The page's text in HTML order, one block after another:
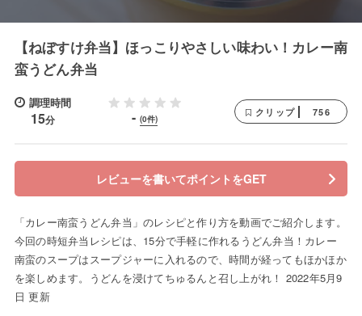
【ねぼすけ弁当】ほっこりやさしい味わい！カレー南
蛮うどん弁当
調理時間
15分 - (0件)
クリップ 756
レビューを書いてポイントをGET
「カレー南蛮うどん弁当」のレシピと作り方を動画でご紹介します。
今回の時短弁当レシピは、15分で手軽に作れるうどん弁当！カレー
南蛮のスープはスープジャーに入れるので、時間が経ってもほかほか
を楽しめます。うどんを浸けてちゅるんと召し上がれ！ 2022年5月9
日 更新